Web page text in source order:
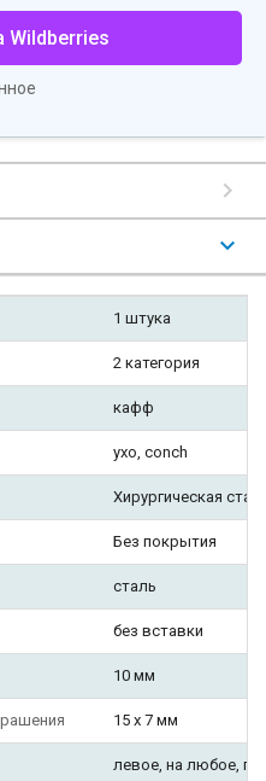
Wildberries
1 штука
2 категория
кафф
ухо, conch
Хирургическая
Без покрытия
сталь
без вставки
10 мм
15 х 7 мм
левое, на любое,